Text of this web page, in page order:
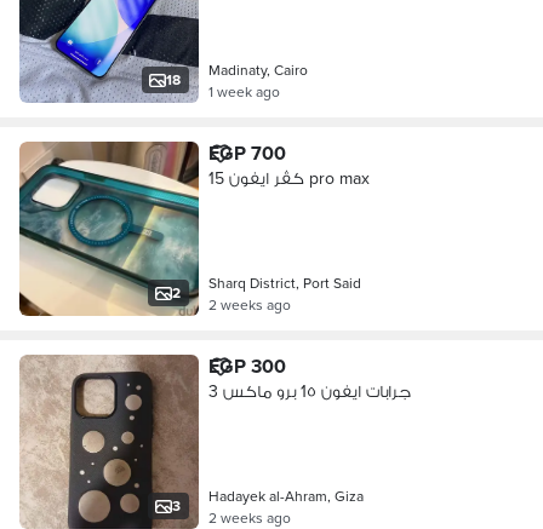
18
Madinaty, Cairo
1 week ago
2
EGP 700
كڤر ايفون 15 pro max
Sharq District, Port Said
2 weeks ago
3
EGP 300
3 جرابات ايفون 1٥ برو ماكس
Hadayek al-Ahram, Giza
2 weeks ago